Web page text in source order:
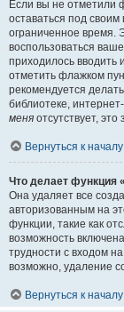
Если вы не отметили
оставаться под
ограниченное время.
воспользоваться
приходилось вводить
отметить флажком
рекомендуется
библиотеке,
меня отсутствует,
Вернуться к началу
Что делает функция
Она удаляет все
авторизованным на
функции, такие как
возможность
трудности с входом
возможно, удаление
Вернуться к началу